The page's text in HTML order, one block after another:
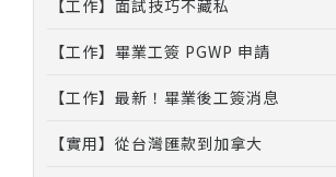
【工作】面試技巧不藏私
【工作】畢業工簽 PGWP 申請
【工作】最新！畢業後工簽消息
【實用】從台灣匯款到加拿大